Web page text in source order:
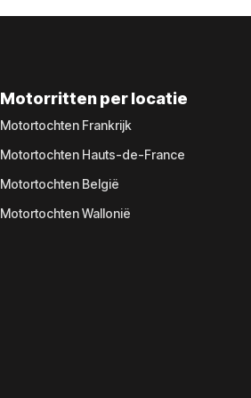
Motorritten per locatie
Motortochten Frankrijk
Motortochten Hauts-de-France
Motortochten België
Motortochten Wallonië